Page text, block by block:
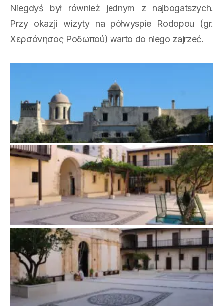
Niegdyś był również jednym z najbogatszych.
Przy okazji wizyty na półwyspie Rodopou (gr.
Χερσόνησος Ροδωπού) warto do niego zajrzeć.